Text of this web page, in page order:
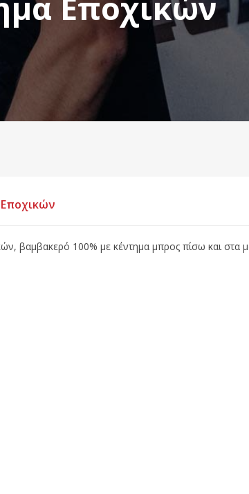
βαμβακερό 100% με κέντημα μπρος πίσω και στα